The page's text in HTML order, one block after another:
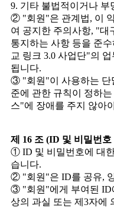
9. 기타 불법적이거나 부
② "회원"은 관계법, 이
여 공지한 주의사항, "대
통지하는 사항 등을 준
교 링크 3.0 사업단"의
됩니다.
③ "회원"이 사용하는 단
준에 관한 규칙이 정하
스"에 장애를 주지 않아
제 16 조 (ID 및 비밀번호
① ID 및 비밀번호에 대
습니다.
② "회원"은 ID를 공유,
③ "회원"에게 부여된 ID
상의 과실 또는 제3자에